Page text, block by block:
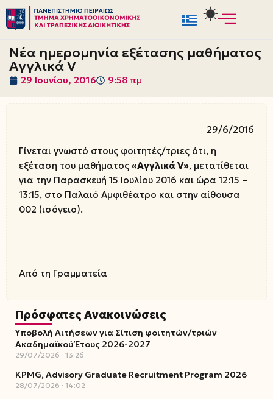
Μεταπηδήστε
στο
περιεχόμενο
Νέα ημερομηνία εξέτασης μαθήματος
Αγγλικά V
29 Ιουνίου, 2016 9:58 πμ
29/6/2016
Γίνεται γνωστό στους φοιτητές/τριες ότι, η
εξέταση του μαθήματος «ΑγγλικάV», μετατίθεται
για την Παρασκευή 15 Ιουλίου 2016 και ώρα 12:15 –
13:15, στο Παλαιό Αμφιθέατρο και στην αίθουσα
002 (ισόγειο).
Από τη Γραμματεία
Πρόσφατες Ανακοινώσεις
Υποβολή Αιτήσεων για Σίτιση φοιτητών/τριών
Ακαδημαϊκού Έτους 2026-2027
29/07/2026 13:26
KPMG, Advisory Graduate Recruitment Program 2026
28/07/2026 14:02